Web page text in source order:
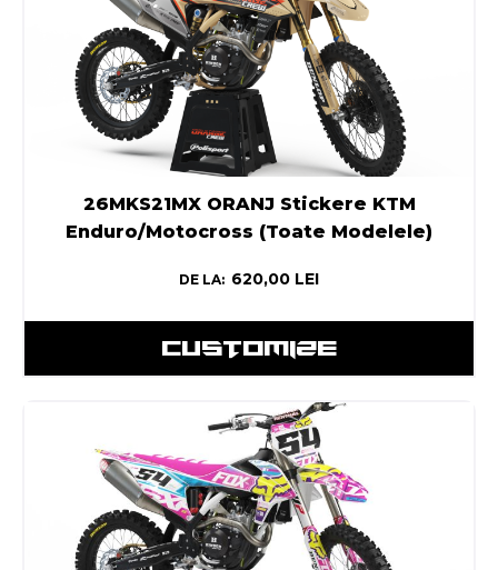
26MKS21MX ORANJ Stickere KTM
Enduro/Motocross (Toate Modelele)
DE LA: 620,00 LEI
CUSTOMIZE